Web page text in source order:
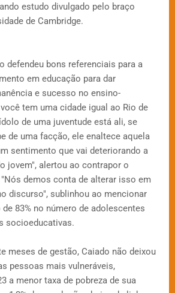
estudo divulgado pelo braço
de Cambridge.
defendeu bons referenciais para a
em educação para dar
e sucesso no ensino-
tem uma cidade igual ao Rio de
de uma juventude está ali, se
de uma facção, ele enaltece aquela
sentimento que vai deteriorando a
jovem", alertou ao contrapor o
demos conta de alterar isso em
discurso", sublinhou ao mencionar
83% no número de adolescentes
socioeducativas.
meses de gestão, Caiado não deixou
pessoas mais vulneráveis,
a menor taxa de pobreza de sua